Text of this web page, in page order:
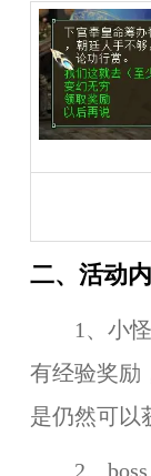
二、活动
1、小怪
有经验奖励
是仍然可以
2、boss